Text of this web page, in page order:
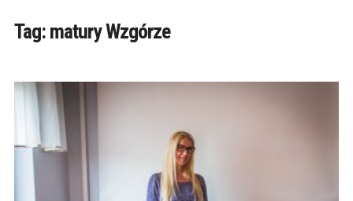
Tag: matury Wzgórze